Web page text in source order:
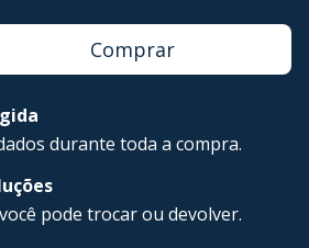
durante toda a compra.
pode trocar ou devolver.